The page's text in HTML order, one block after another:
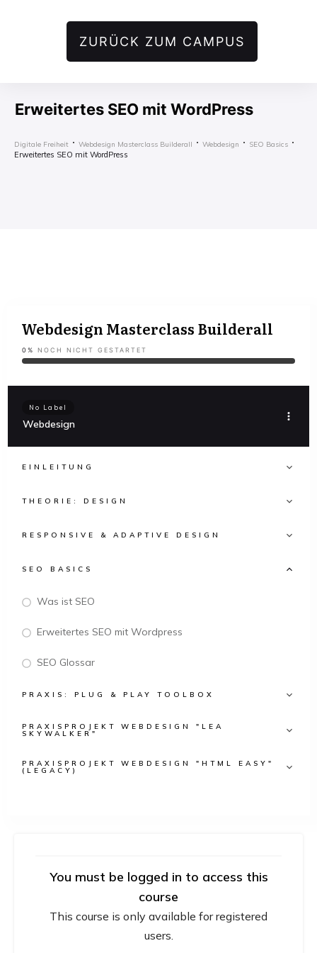
ZURÜCK ZUM CAMPUS
Erweitertes SEO mit WordPress
Digitale Freiheit Webdesign Masterclass Builderall Webdesign SEO Basics
Erweitertes SEO mit WordPress
You must be logged in to access this
course
This course is only available for registered
users.
Webdesign Masterclass Builderall
0% NOCH NICHT GESTARTET
No Label
Webdesign
EINLEITUNG
THEORIE: DESIGN
RESPONSIVE & ADAPTIVE DESIGN
SEO BASICS
Was ist SEO
Erweitertes SEO mit Wordpress
SEO Glossar
PRAXIS: PLUG & PLAY TOOLBOX
PRAXISPROJEKT WEBDESIGN "LEA
SKYWALKER"
PRAXISPROJEKT WEBDESIGN "HTML EASY"
(LEGACY)